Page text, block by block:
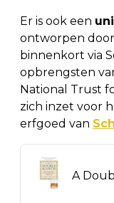
Er is ook een
ontworpen
binnenkort via
opbrengsten
National Trust
zich inzet voor
erfgoed van
A